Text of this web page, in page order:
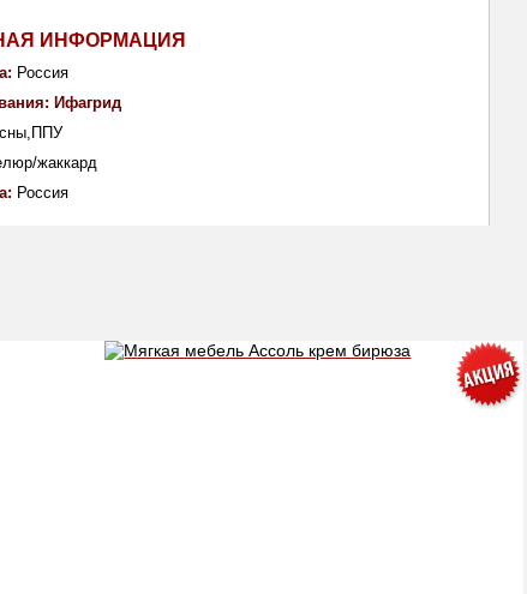
ИНФОРМАЦИЯ
Россия
Ифагрид
жаккард
Россия